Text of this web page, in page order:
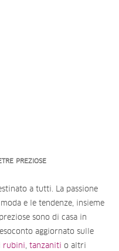
PREZIOSE
a tutti. La passione
e le tendenze, insieme
sono di casa in
aggiornato sulle
rubini , tanzaniti o altri